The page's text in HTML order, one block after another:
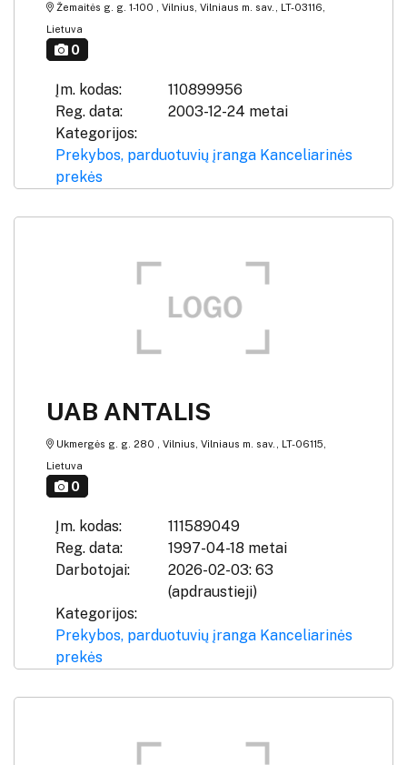
Žemaitės g. g. 1-100 , Vilnius, Vilniaus m. sav., LT-03116,
Lietuva
0
Įm. kodas:
110899956
Reg. data:
2003-12-24 metai
Kategorijos:
Prekybos, parduotuvių įranga Kanceliarinės
prekės
UAB ANTALIS
Ukmergės g. g. 280 , Vilnius, Vilniaus m. sav., LT-06115,
Lietuva
0
Įm. kodas:
111589049
Reg. data:
1997-04-18 metai
Darbotojai:
2026-02-03: 63
(apdraustieji)
Kategorijos:
Prekybos, parduotuvių įranga Kanceliarinės
prekės